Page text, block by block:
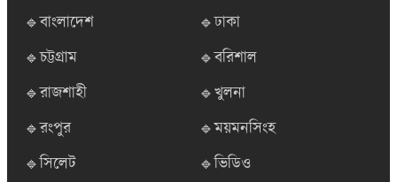
🔹বাংলাদেশ
🔹ঢাকা
🔹চট্টগ্রাম
🔹বরিশাল
🔹রাজশাহী
🔹খুলনা
🔹রংপুর
🔹ময়মনসিংহ
🔹সিলেট
🔹ভিডিও